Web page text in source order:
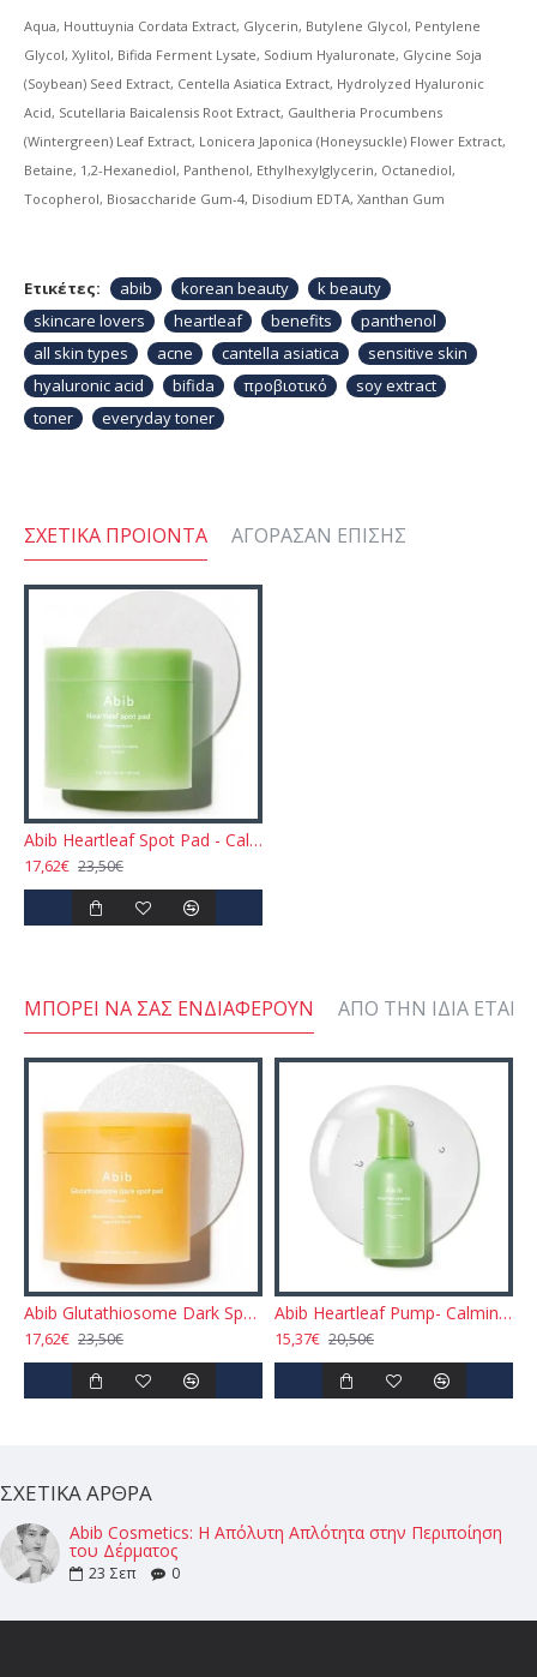
Aqua, Houttuynia Cordata Extract, Glycerin, Butylene Glycol, Pentylene
Glycol, Xylitol, Bifida Ferment Lysate, Sodium Hyaluronate, Glycine Soja
(Soybean) Seed Extract, Centella Asiatica Extract, Hydrolyzed Hyaluronic
Acid, Scutellaria Baicalensis Root Extract, Gaultheria Procumbens
(Wintergreen) Leaf Extract, Lonicera Japonica (Honeysuckle) Flower Extract,
Betaine, 1,2-Hexanediol, Panthenol, Ethylhexylglycerin, Octanediol,
Tocopherol, Biosaccharide Gum-4, Disodium EDTA, Xanthan Gum
Ετικέτες: abib korean beauty
k beauty
skincare lovers
heartleaf benefits
panthenol
all skin types
acne cantella asiatica
sensitive skin
hyaluronic acid
bifida προβιοτικό
soy extract
toner
everyday toner
ΣΧΕΤΙΚΆ ΠΡΟΙΌΝΤΑ ΑΓΌΡΑΣΑΝ ΕΠΊΣΗΣ
Abib Heartleaf Spot Pad - Calming Touch 80pcs
17,62€ 23,50€
ΜΠΟΡΕΊ ΝΑ ΣΑΣ ΕΝΔΙΑΦΈΡΟΥΝ ΑΠΌ ΤΗΝ ΊΔΙΑ
Abib Glutathiosome Dark Spot Pads - Vita Touch 60pcs
17,62€ 23,50€
Abib Heartleaf Pump- Calming Essence 50ml
15,37€ 20,50€
ΣΧΕΤΙΚΆ ΆΡΘΡΑ
Abib Cosmetics: Η Απόλυτη Απλότητα στην Περιποίηση
του Δέρματος
23 Σεπ 0